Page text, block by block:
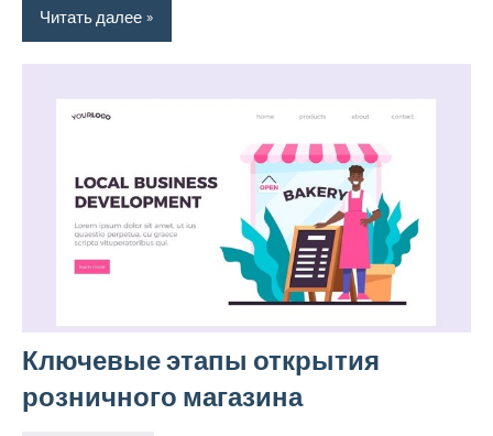
Читать далее
Ключевые этапы открытия
розничного магазина